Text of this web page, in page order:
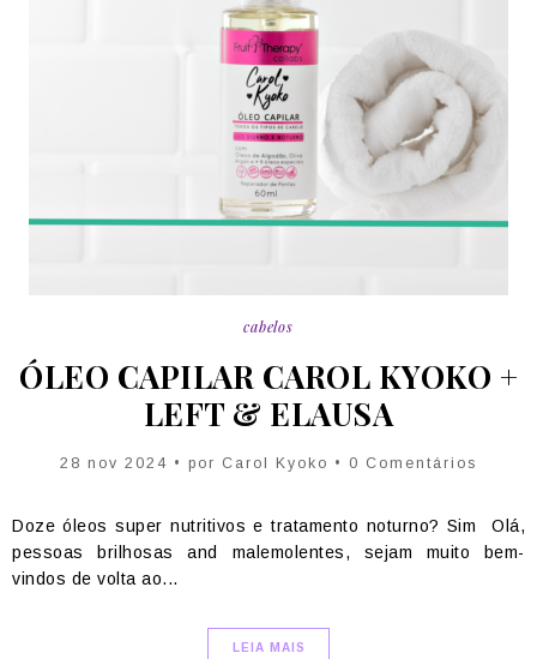
cabelos
ÓLEO CAPILAR CAROL KYOKO +
LEFT & ELAUSA
28 nov 2024 • por Carol Kyoko • 0 Comentários
Doze óleos super nutritivos e tratamento noturno? Sim
Olá,
pessoas brilhosas and malemolentes, sejam muito bem-
vindos de volta ao...
LEIA MAIS